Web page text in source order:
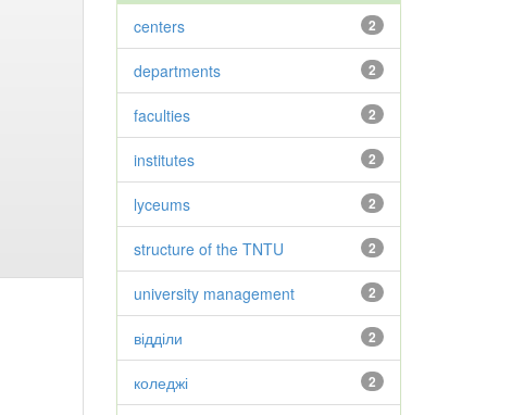
2
centers
2
departments
2
faculties
2
institutes
2
lyceums
2
structure of the TNTU
2
university management
2
відділи
2
коледжі